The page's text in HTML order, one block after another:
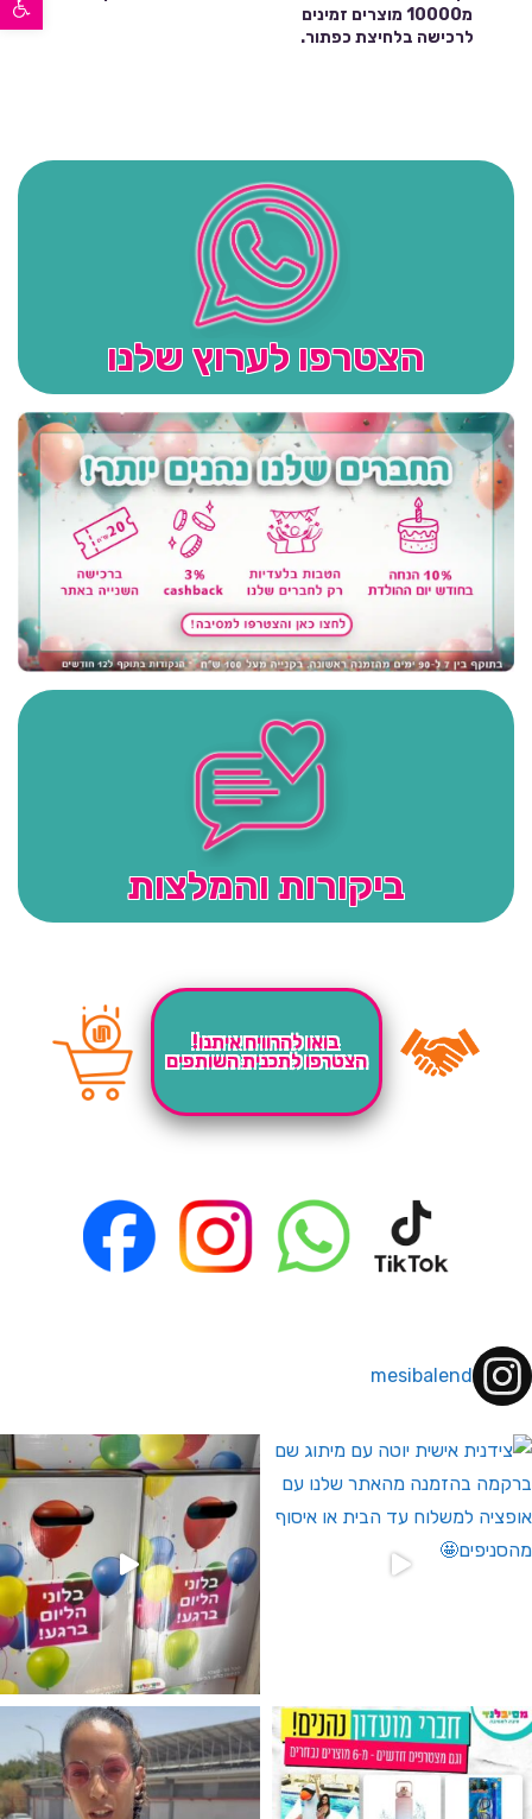
מ10000 מוצרים זמינים
לרכישה בלחיצת כפתור.
הצטרפו לערוץ שלנו
ביקורות והמלצות
בואו להרוויח איתנו!
הצטרפו לתכנית השותפים
mesibalend
לחברי מועדון ומצטרפים חדשים🤍
מין העובר רק במסיבלנד !! קיים